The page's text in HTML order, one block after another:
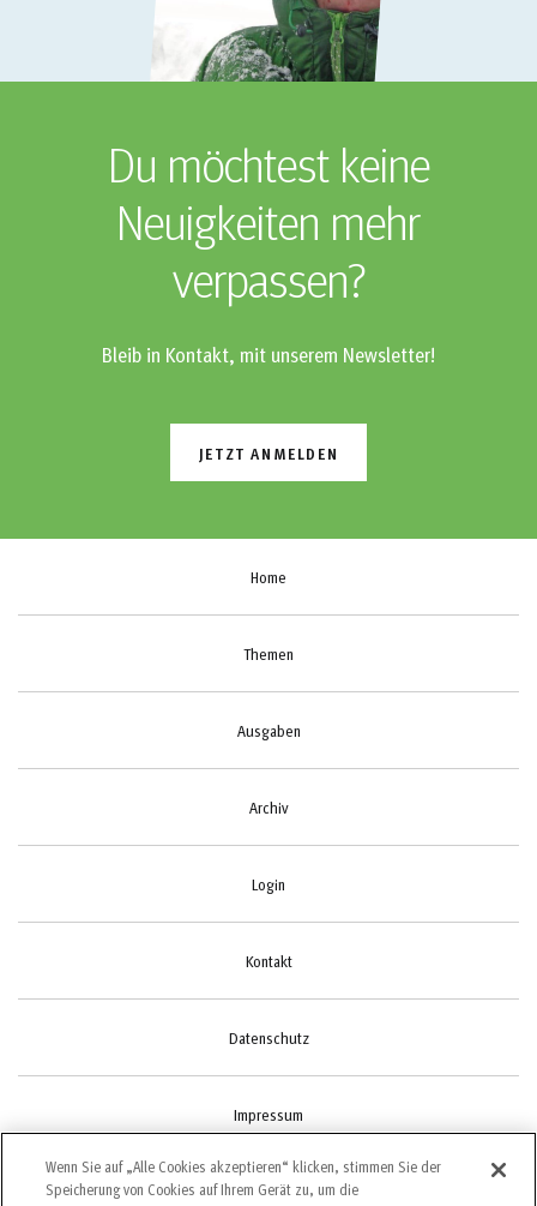
Du möchtest keine
Neuigkeiten mehr
verpassen?
Bleib in Kontakt, mit unserem Newsletter!
JETZT ANMELDEN
Home
Themen
Ausgaben
Archiv
Login
Kontakt
Datenschutz
Impressum
Cookie-Einstellungen
Wenn Sie auf „Alle Cookies akzeptieren“ klicken, stimmen Sie der
Speicherung von Cookies auf Ihrem Gerät zu, um die